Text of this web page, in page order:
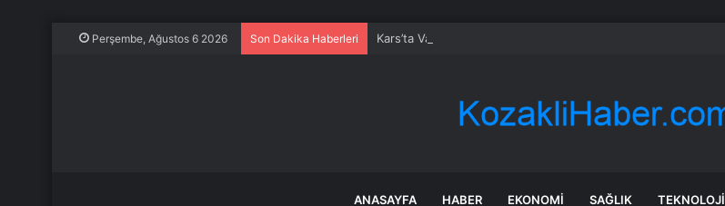
Perşembe, Ağustos 6 2026 Son Dakika Haberleri Kars’ta Vali Taşolar’ın aracında kaza
ANASAYFA HABER EKONOMI SAĞLIK TEKNOLOJI